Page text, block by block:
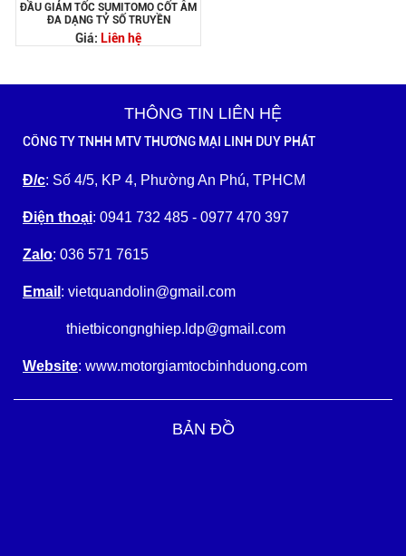
ĐẦU GIẢM TỐC SUMITOMO CỐT ÂM
ĐA DẠNG TỶ SỐ TRUYỀN
Giá: Liên hệ
THÔNG TIN LIÊN HỆ
CÔNG TY TNHH MTV THƯƠNG MẠI LINH DUY PHÁT
Đ/c: Số 4/5, KP 4, Phường An Phú, TPHCM
Điện thoại: 0941 732 485 - 0977 470 397
Zalo: 036 571 7615
Email : vietquandolin@gmail.com
thietbicongnghiep.ldp@gmail.com
Website: www.motorgiamtocbinhduong.com
BẢN ĐỒ